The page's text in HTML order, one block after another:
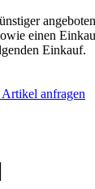
einen
Einkauf.
anfragen